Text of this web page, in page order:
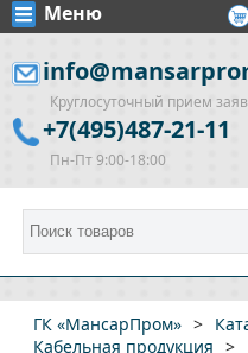
Меню
Круглосуточный прием
+7(495)487-21-11
Пн-Пт 9:00-18:00
ГК «МансарПром» >
Кабельная продукция >